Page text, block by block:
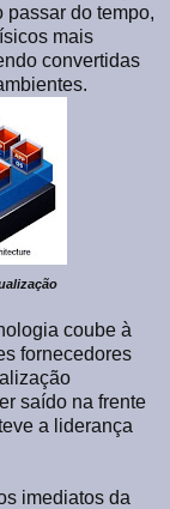
passar do tempo,
mais
convertidas
coube à
fornecedores
saído na frente
a liderança
imediatos da